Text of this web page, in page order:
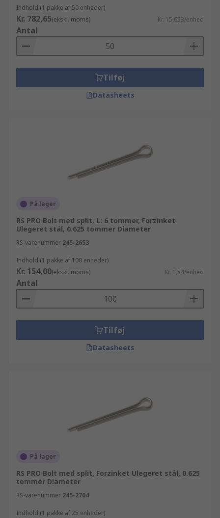
Indhold (1 pakke af 50 enheder)
Kr. 782,65(ekskl. moms) Kr. 15,653/enhed
Antal
Tilføj
Datasheets
På lager
RS PRO Bolt med split, L: 6 tommer, Forzinket
Ulegeret stål, 0.625 tommer Diameter
RS-varenummer 245-2653
Indhold (1 pakke af 100 enheder)
Kr. 154,00(ekskl. moms) Kr. 1,54/enhed
Antal
Tilføj
Datasheets
På lager
RS PRO Bolt med split, Forzinket Ulegeret stål, 0.625
tommer Diameter
RS-varenummer 245-2704
Indhold (1 pakke af 25 enheder)